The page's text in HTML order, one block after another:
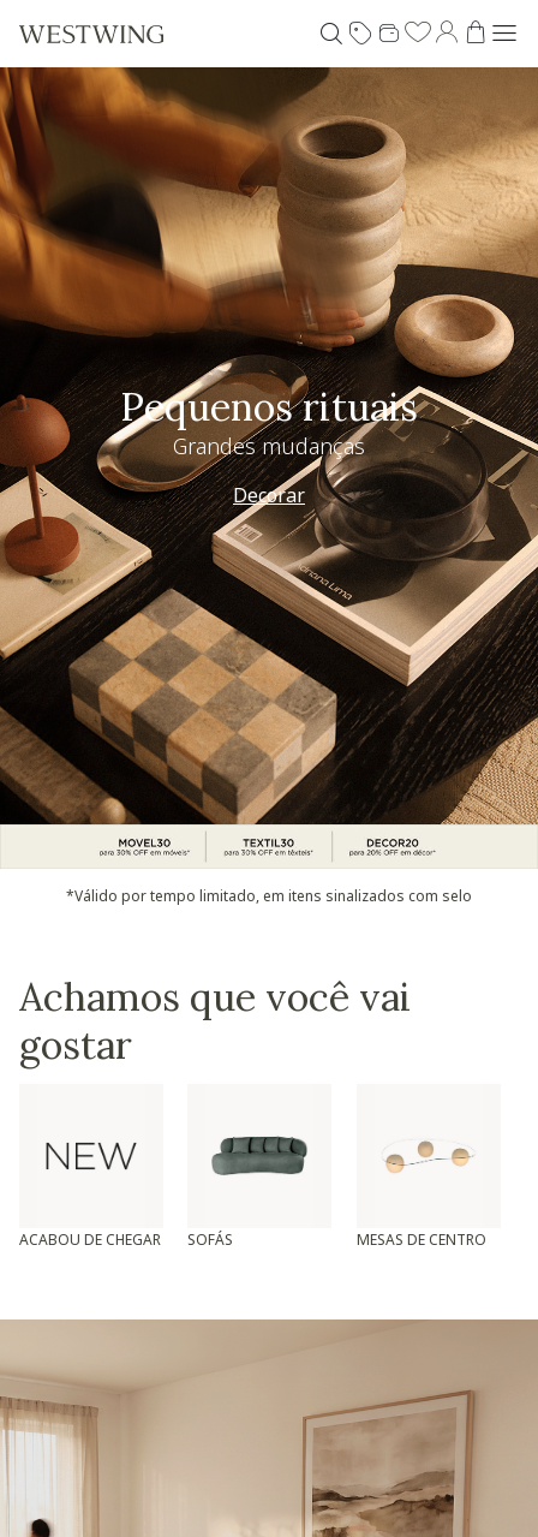
Pequenos rituais
Grandes mudanças
Decorar
*Válido por tempo limitado, em itens sinalizados com selo
Achamos que você vai
gostar
ACABOU DE CHEGAR SOFÁS MESAS DE CENTRO